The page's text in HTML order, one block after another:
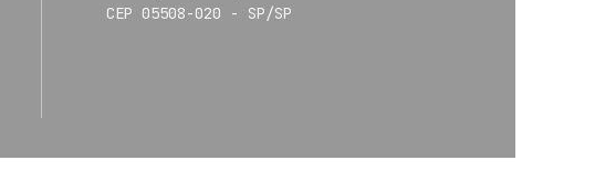
CEP 05508-020 - SP/SP